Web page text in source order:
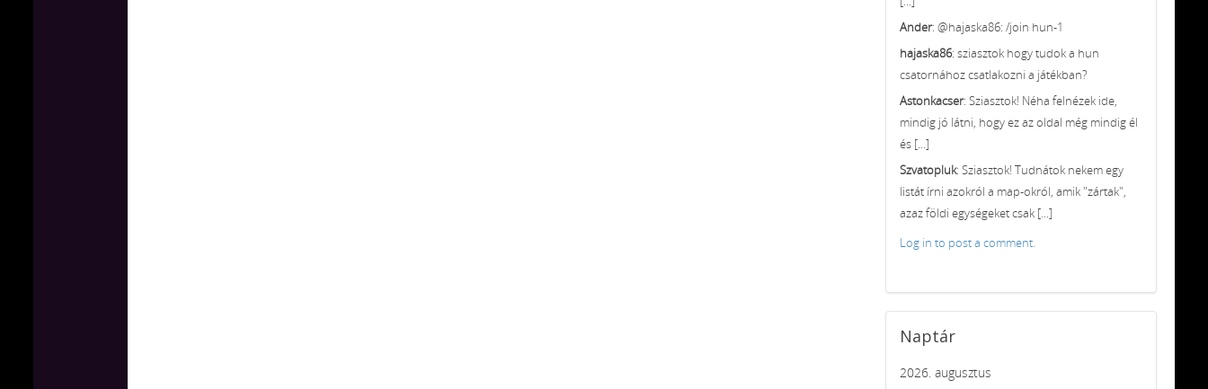
Ander: @hajaska86: /join hun-1
hajaska86: sziasztok hogy tudok a hun
csatornához csatlakozni a játékban?
Astonkacser: Sziasztok! Néha felnézek ide,
mindig jó látni, hogy ez az oldal még mindig él
és [...]
Szvatopluk: Sziasztok! Tudnátok nekem egy
listát írni azokról a map-okról, amik "zártak",
azaz földi egységeket csak [...]
Log in to post a comment.
Naptár
2026. augusztus